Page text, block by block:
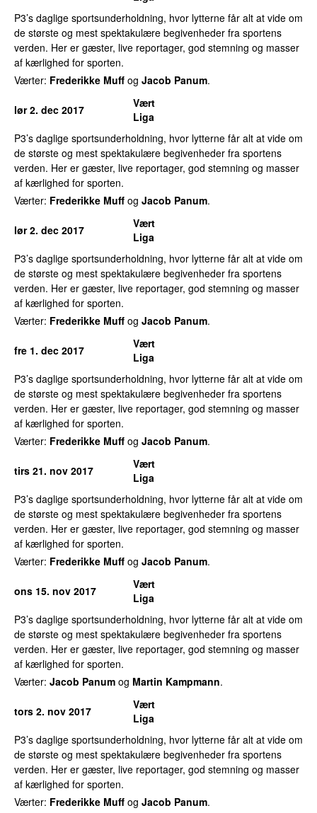
P3’s daglige sportsunderholdning, hvor lytterne får alt at vide om
de største og mest spektakulære begivenheder fra sportens
verden. Her er gæster, live reportager, god stemning og masser
af kærlighed for sporten.
Værter: Frederikke Muff og Jacob Panum.
lør 2. dec 2017
Vært
Liga
P3’s daglige sportsunderholdning, hvor lytterne får alt at vide om
de største og mest spektakulære begivenheder fra sportens
verden. Her er gæster, live reportager, god stemning og masser
af kærlighed for sporten.
Værter: Frederikke Muff og Jacob Panum.
lør 2. dec 2017
Vært
Liga
P3’s daglige sportsunderholdning, hvor lytterne får alt at vide om
de største og mest spektakulære begivenheder fra sportens
verden. Her er gæster, live reportager, god stemning og masser
af kærlighed for sporten.
Værter: Frederikke Muff og Jacob Panum.
fre 1. dec 2017
Vært
Liga
P3’s daglige sportsunderholdning, hvor lytterne får alt at vide om
de største og mest spektakulære begivenheder fra sportens
verden. Her er gæster, live reportager, god stemning og masser
af kærlighed for sporten.
Værter: Frederikke Muff og Jacob Panum.
tirs 21. nov 2017
Vært
Liga
P3’s daglige sportsunderholdning, hvor lytterne får alt at vide om
de største og mest spektakulære begivenheder fra sportens
verden. Her er gæster, live reportager, god stemning og masser
af kærlighed for sporten.
Værter: Frederikke Muff og Jacob Panum.
ons 15. nov 2017
Vært
Liga
P3’s daglige sportsunderholdning, hvor lytterne får alt at vide om
de største og mest spektakulære begivenheder fra sportens
verden. Her er gæster, live reportager, god stemning og masser
af kærlighed for sporten.
Værter: Jacob Panum og Martin Kampmann.
tors 2. nov 2017
Vært
Liga
P3’s daglige sportsunderholdning, hvor lytterne får alt at vide om
de største og mest spektakulære begivenheder fra sportens
verden. Her er gæster, live reportager, god stemning og masser
af kærlighed for sporten.
Værter: Frederikke Muff og Jacob Panum.